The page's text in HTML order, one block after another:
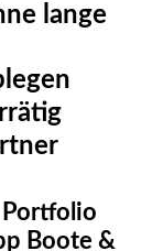
lange
Portfolio
Boote &